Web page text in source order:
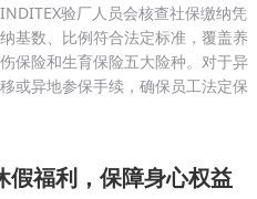
验厂人员会核查社保缴纳凭
基数、比例符合法定标准，覆盖养
保险和生育保险五大险种。对于异
或异地参保手续，确保员工法定保
假福利，保障身心权益